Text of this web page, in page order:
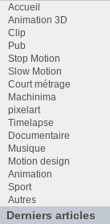
Accueil
Animation 3D
Clip
Pub
Stop Motion
Slow Motion
Court métrage
Machinima
pixelart
Timelapse
Documentaire
Musique
Motion design
Animation
Sport
Autres
Derniers articles